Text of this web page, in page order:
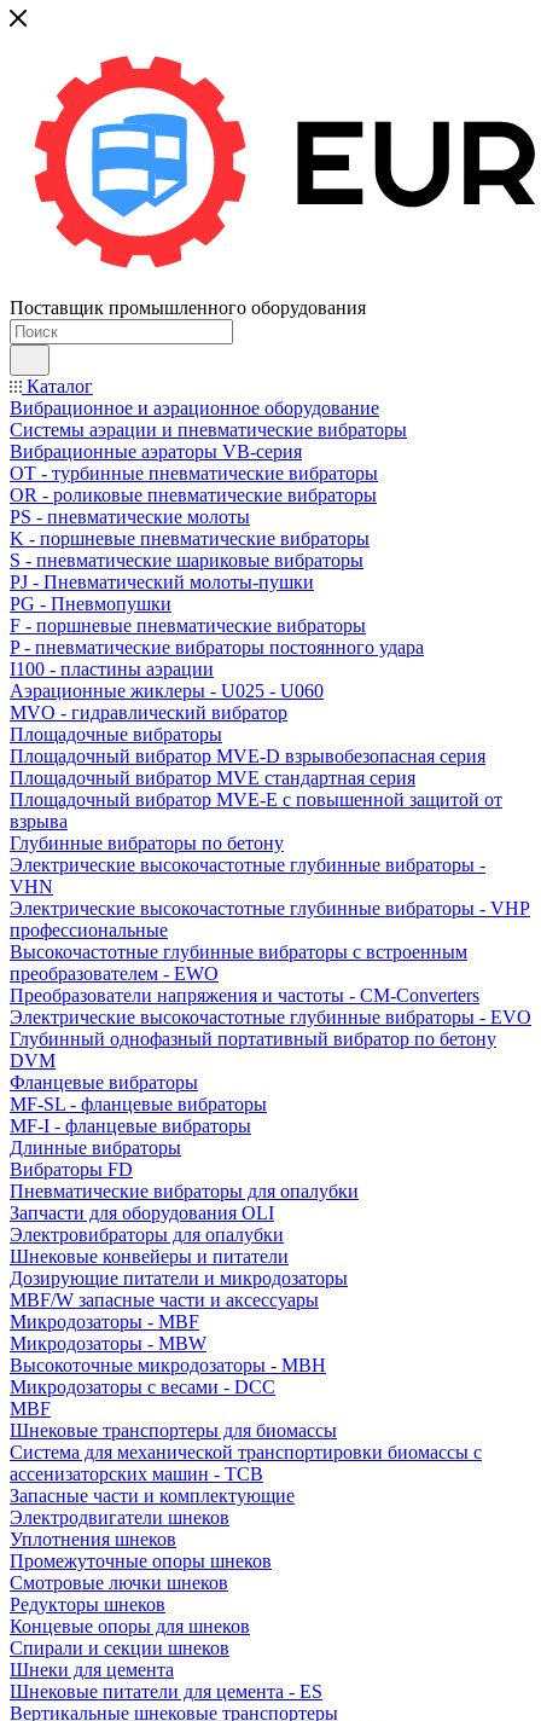
Поставщик промышленного оборудования
Каталог
Вибрационное и аэрационное оборудование
Системы аэрации и пневматические вибраторы
Вибрационные аэраторы VB-серия
OT - турбинные пневматические вибраторы
OR - роликовые пневматические вибраторы
PS - пневматические молоты
K - поршневые пневматические вибраторы
S - пневматические шариковые вибраторы
PJ - Пневматический молоты-пушки
PG - Пневмопушки
F - поршневые пневматические вибраторы
P - пневматические вибраторы постоянного удара
I100 - пластины аэрации
Аэрационные жиклеры - U025 - U060
MVO - гидравлический вибратор
Площадочные вибраторы
Площадочный вибратор MVE-D взрывобезопасная серия
Площадочный вибратор MVE стандартная серия
Площадочный вибратор MVE-E с повышенной защитой от
взрыва
Глубинные вибраторы по бетону
Электрические высокочастотные глубинные вибраторы -
VHN
Электрические высокочастотные глубинные вибраторы - VHP
профессиональные
Высокочастотные глубинные вибраторы с встроенным
преобразователем - EWO
Преобразователи напряжения и частоты - CM-Converters
Электрические высокочастотные глубинные вибраторы - EVO
Глубинный однофазный портативный вибратор по бетону
DVM
Фланцевые вибраторы
MF-SL - фланцевые вибраторы
MF-I - фланцевые вибраторы
Длинные вибраторы
Вибраторы FD
Пневматические вибраторы для опалубки
Запчасти для оборудования OLI
Электровибраторы для опалубки
Шнековые конвейеры и питатели
Дозирующие питатели и микродозаторы
MBF/W запасные части и аксессуары
Микродозаторы - MBF
Микродозаторы - MBW
Высокоточные микродозаторы - MBH
Микродозаторы с весами - DCC
MBF
Шнековые транспортеры для биомассы
Система для механической транспортировки биомассы с
ассенизаторских машин - TCB
Запасные части и комплектующие
Электродвигатели шнеков
Уплотнения шнеков
Промежуточные опоры шнеков
Смотровые лючки шнеков
Редукторы шнеков
Концевые опоры для шнеков
Спирали и секции шнеков
Шнеки для цемента
Шнековые питатели для цемента - ES
Вертикальные шнековые транспортеры